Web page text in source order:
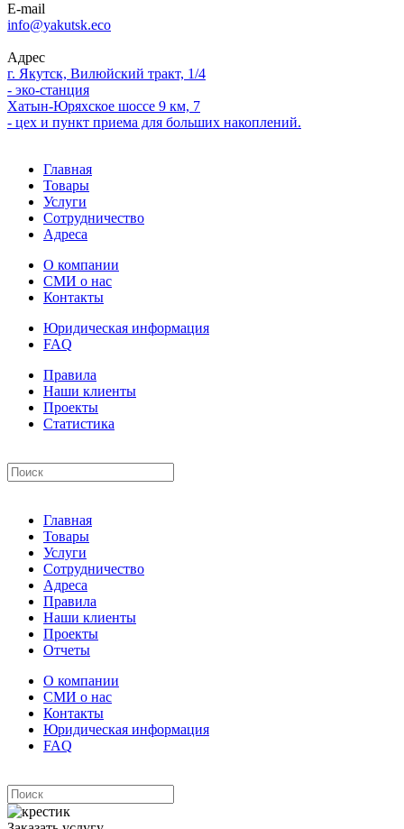
E-mail
info@yakutsk.eco
Адрес
г. Якутск, Вилюйский тракт, 1/4
- эко-станция
Хатын-Юряхское шоссе 9 км, 7
- цех и пункт приема для больших накоплений.
Главная
Товары
Услуги
Сотрудничество
Адреса
О компании
СМИ о нас
Контакты
Юридическая информация
FAQ
Правила
Наши клиенты
Проекты
Статистика
Главная
Товары
Услуги
Сотрудничество
Адреса
Правила
Наши клиенты
Проекты
Отчеты
О компании
СМИ о нас
Контакты
Юридическая информация
FAQ